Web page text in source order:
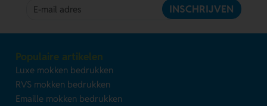
INSCHRIJVEN
Populaire artikelen
Luxe mokken bedrukken
RVS mokken bedrukken
Emaille mokken bedrukken